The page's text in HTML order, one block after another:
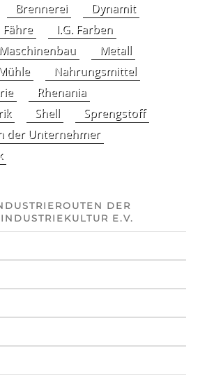
Brennerei
Dynamit
Fähre
I.G. Farben
Maschinenbau
Metall
Nahrungsmittel
Rhenania
Shell
Sprengstoff
der Unternehmer
DER
E.V.